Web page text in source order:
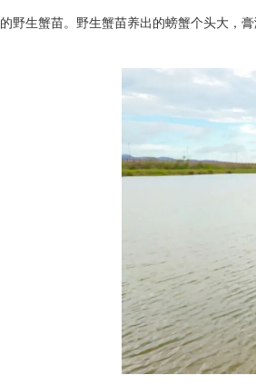
野生蟹苗。野生蟹苗养出的螃蟹个头大，